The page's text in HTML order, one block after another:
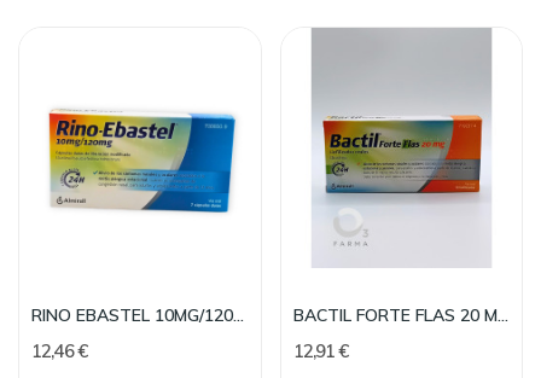
RINO EBASTEL 10MG/120MG 7 CAP
12,46 €
BACTIL FORTE FLAS 20 MG 10 LIOFILIZADOS ORALES
12,91 €